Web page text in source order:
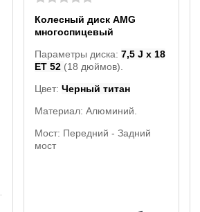
Колесный диск AMG
многоспицевый
Параметры диска:7,5 J x 18
ET 52 (18 дюймов).
Цвет:Черный титан
Материал: Алюминий.
Мост: Передний - Задний
мост